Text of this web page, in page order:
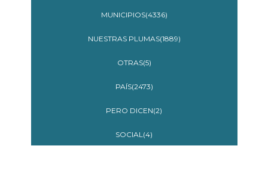
MUNICIPIOS(4336)
NUESTRAS PLUMAS(1889)
OTRAS(5)
PAÍS(2473)
PERO DICEN(2)
SOCIAL(4)